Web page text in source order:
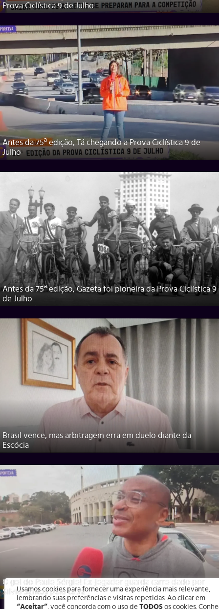
Prova Ciclística 9 de Julho
Antes da 75ª edição, Tá chegando a Prova Ciclística 9 de
Julho
Antes da 75ª edição, Gazeta foi pioneira da Prova Ciclística 9
de Julho
Brasil vence, mas arbitragem erra em duelo diante da
Escócia
O gol do Paulo Sérgio! Ex-jogador guarda carro dado por
Silvio Santos pelo tetra
Usamos cookies para fornecer uma experiência mais relevante,
lembrando suas preferências e visitas repetidas. Ao clicar em
“Aceitar”, você concorda com o uso de TODOSos cookies.